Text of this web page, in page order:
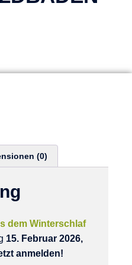
(0)
dem Winterschlaf
15. Februar 2026,
anmelden!